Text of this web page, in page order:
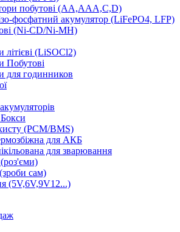
побутові (AA,AAA,C,D)
фосфатний акумулятор (LiFePO4, LFP)
(Ni-CD/Ni-MH)
літієві (LiSOCl2)
Побутові
для годинников
(PCM/BMS)
для АКБ
для зварювання
сам)
(5V,6V,9V12...)